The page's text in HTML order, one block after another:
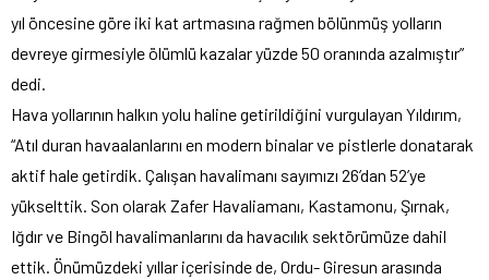
yıl öncesine göre iki kat artmasına rağmen bölünmüş yolların
devreye girmesiyle ölümlü kazalar yüzde 50 oranında azalmıştır”
dedi.
Hava yollarının halkın yolu haline getirildiğini vurgulayan Yıldırım,
“Atıl duran havaalanlarını en modern binalar ve pistlerle donatarak
aktif hale getirdik. Çalışan havalimanı sayımızı 26’dan 52’ye
yükselttik. Son olarak Zafer Havaliamanı, Kastamonu, Şırnak,
Iğdır ve Bingöl havalimanlarını da havacılık sektörümüze dahil
ettik. Önümüzdeki yıllar içerisinde de, Ordu- Giresun arasında